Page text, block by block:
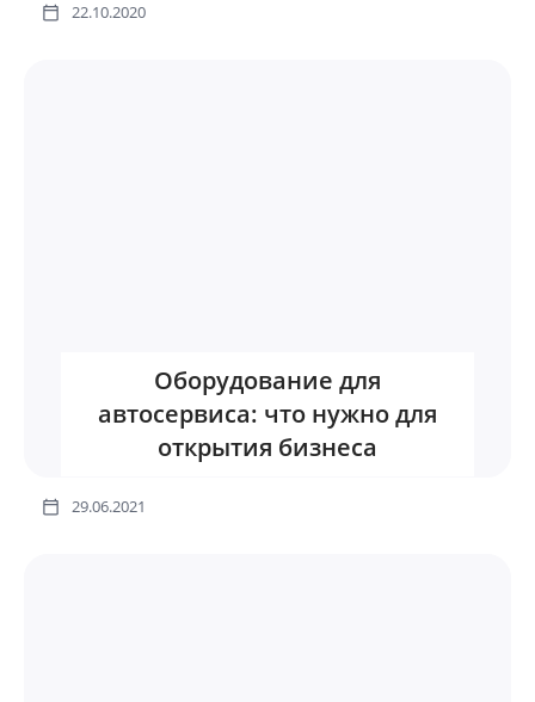
22.10.2020
Оборудование для
автосервиса: что нужно для
открытия бизнеса
29.06.2021